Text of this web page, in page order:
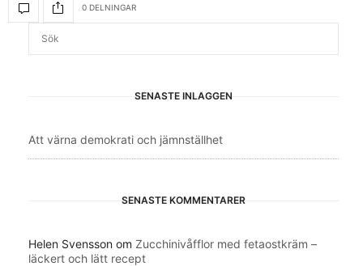
0 DELNINGAR
SENASTE INLÄGGEN
Att värna demokrati och jämnställhet
SENASTE KOMMENTARER
Helen Svensson om Zucchinivåfflor med fetaostkräm –
läckert och lätt recept